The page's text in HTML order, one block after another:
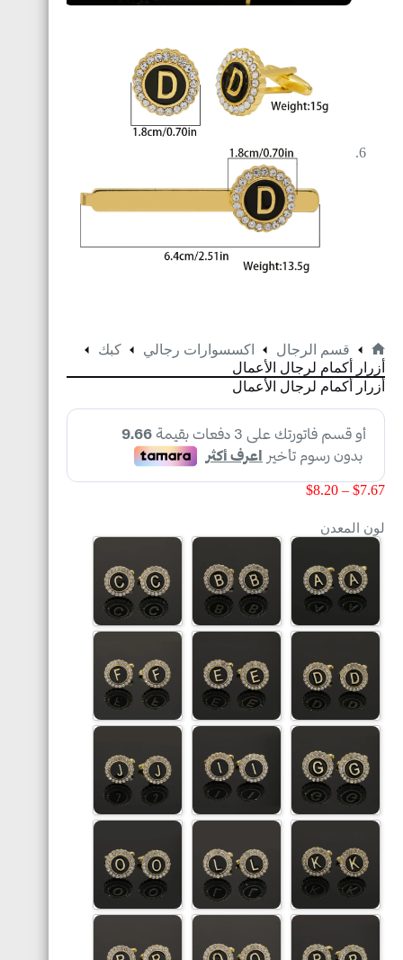
قسم الرجال اكسسوارات رجالي
كبك
أزرار أكمام لرجال الأعمال
أزرار أكمام لرجال الأعمال
$7.67
–
$8.20
لون المعدن